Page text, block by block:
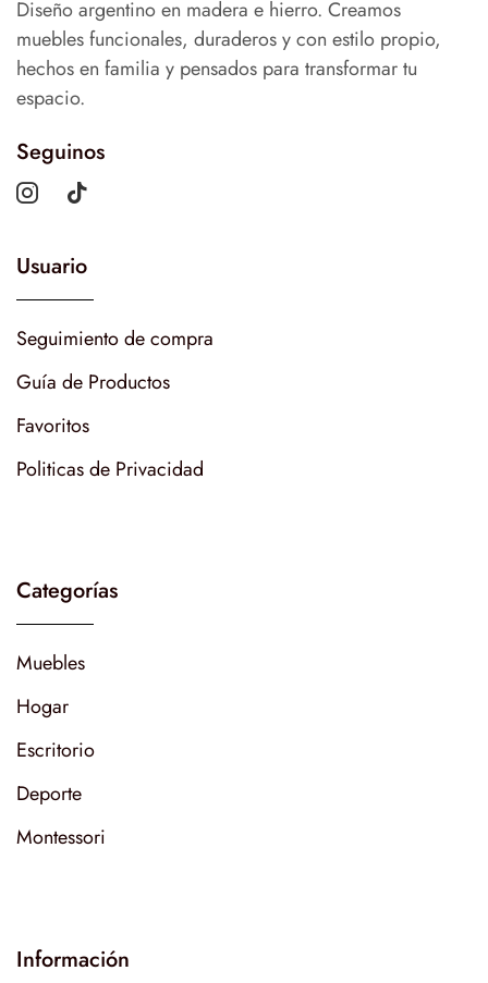
Diseño argentino en madera e hierro. Creamos
muebles funcionales, duraderos y con estilo propio,
hechos en familia y pensados para transformar tu
espacio.
Seguinos
Usuario
Seguimiento de compra
Guía de Productos
Favoritos
Politicas de Privacidad
Categorías
Muebles
Hogar
Escritorio
Deporte
Montessori
Información